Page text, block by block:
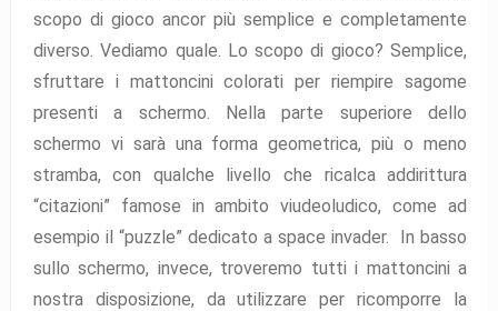
scopo di gioco ancor più semplice e completamente
diverso. Vediamo quale. Lo scopo di gioco? Semplice,
sfruttare i mattoncini colorati per riempire sagome
presenti a schermo. Nella parte superiore dello
schermo vi sarà una forma geometrica, più o meno
stramba, con qualche livello che ricalca addirittura
“citazioni” famose in ambito viudeoludico, come ad
esempio il “puzzle” dedicato a space invader. In basso
sullo schermo, invece, troveremo tutti i mattoncini a
nostra disposizione, da utilizzare per ricomporre la